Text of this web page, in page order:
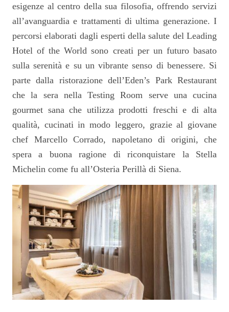
esigenze al centro della sua filosofia, offrendo servizi
all’avanguardia e trattamenti di ultima generazione. I
percorsi elaborati dagli esperti della salute del Leading
Hotel of the World sono creati per un futuro basato
sulla serenità e su un vibrante senso di benessere. Si
parte dalla ristorazione dell’Eden’s Park Restaurant
che la sera nella Testing Room serve una cucina
gourmet sana che utilizza prodotti freschi e di alta
qualità, cucinati in modo leggero, grazie al giovane
chef Marcello Corrado, napoletano di origini, che
spera a buona ragione di riconquistare la Stella
Michelin come fu all’Osteria Perillà di Siena.